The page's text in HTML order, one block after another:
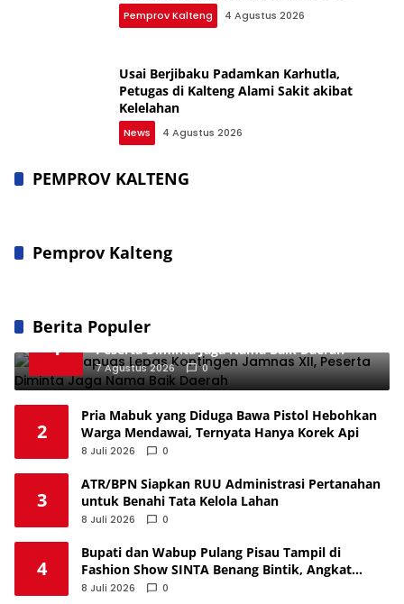
Pemprov Kalteng 4 Agustus 2026
Usai Berjibaku Padamkan Karhutla,
Petugas di Kalteng Alami Sakit akibat
Kelelahan
News 4 Agustus 2026
PEMPROV KALTENG
Pemprov Kalteng
Berita Populer
1
Bupati Kapuas Lepas Kontingen Jamnas XII,
Peserta Diminta Jaga Nama Baik Daerah
7 Agustus 2026 0
2
Pria Mabuk yang Diduga Bawa Pistol Hebohkan
Warga Mendawai, Ternyata Hanya Korek Api
8 Juli 2026 0
3
ATR/BPN Siapkan RUU Administrasi Pertanahan
untuk Benahi Tata Kelola Lahan
8 Juli 2026 0
4
Bupati dan Wabup Pulang Pisau Tampil di
Fashion Show SINTA Benang Bintik, Angkat
Budaya Lokal
8 Juli 2026 0